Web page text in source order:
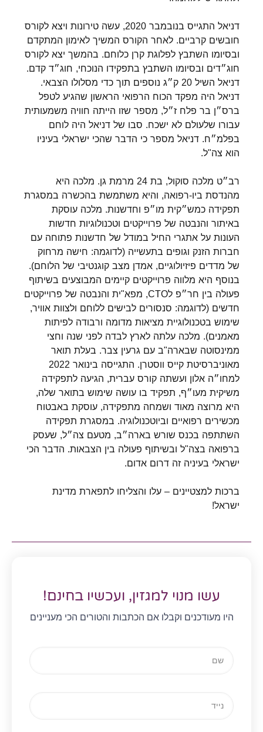
דניאל התגייס בנובמבר 2020, עשה טירונות ויצא לקורס
חובשים קרביים. לאחר הקורס המשיך לאימון המתקדם
ובסיומו השתבץ לפלוגת קרן כלוחם. בהמשך יצא לקורס
חוג״דים ובסיומו השתבץ בתפקידו הנוכחי, חוג״ד קדם.
דניאל השיל 20 ק״ג נוספים תוך כדי מסלולו הצבאי.
דניאל היה מפקד הכוח הרפואי הראשון שהגיע לטפל
ברס״ן בר פלח ז״ל, מספר שזו הייתה חוויה משמעותית
עבורו שלעולם לא ישכח. סבו של דניאל היה לוחם
בפלמ״ח. דניאל מספר כי הדבר שהכי ישראלי בעיניו
הוא צה"ל.
רב״ט מלכה סוקול, בת 24 מרמת גן. מלכה היא
מהנדסת ביו-רפואה, והיא משתמשת בהכשרה במסגרת
תפקידה כמש״קית מו״פ וחדשנות. מלכה עוסקת
באיתור והנבטה של פרוייקטים וטכנולוגיות חדשות
העונות על אתגרי החיל במודל של חדשנות פתוחה עם
חברות הזנק וגופים בתעשייה (לדוגמה: חישה מרחוק
של מדדים פיזיולוגיים, אמדן מצב קוגנטיבי של הלוחם).
בנוסף היא מלווה פרוייקטים קיימים המבוצעים בשיתוף
פעולה בין חר״פ לCTO, מפא"ית והנבטה של פרוייקטים
חדשים (לדוגמה: סנסורים לבישים ללוחם ולצוות אוויר,
שימוש בטכנולוגיית מציאות מדומה ורבודה לפיתות
מאמנים). מלכה עלתה לארץ לבדה לפני שנה וחצי
ממינסוטה שבארה"ב עם גרעין צבר. בעלת תואר
מאוניברסיטת קייס ווסטרן. התגייסה בינואר 2022
למחו״ה אלון ועשתה קורס עברית, הגיעה לתפקידה
משיקית מעו״ף, תפקיד בו עושה שימוש בתואר שלה,
היא מרוצה מאוד ושמחה מתפקידה, עוסקת באבטוח
מכשירים רפואיים וביוטכנולוגיה. במסגרת תפקידה
השתתפה בכנס שורש בארה״ב, מטעם צה״ל, שעסק
ברפואה בצה"ל ובשיתוף פעולה בין הצבאות. הדבר הכי
ישראלי בעיניה זה דרום אדום.
ברכות למצטיינים – עלו והצליחו לתפארת מדינת
ישראל!
עשו מנוי למגזין, ועכשיו בחינם!
היו מעודכנים וקבלו אם הכתבות והטורים הכי מעניינים